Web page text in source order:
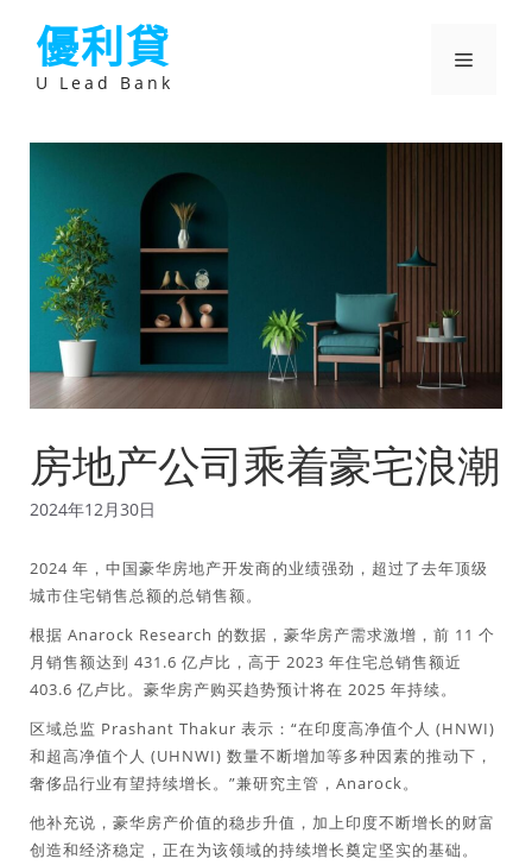
優利貸
U Lead Bank
選
房地产公司乘着豪宅浪潮
2024年12月30日
2024 年，中国豪华房地产开发商的业绩强劲，超过了去年顶级
城市住宅销售总额的总销售额。
根据 Anarock Research 的数据，豪华房产需求激增，前 11 个
月销售额达到 431.6 亿卢比，高于 2023 年住宅总销售额近
403.6 亿卢比。豪华房产购买趋势预计将在 2025 年持续。
区域总监 Prashant Thakur 表示：“在印度高净值个人 (HNWI)
和超高净值个人 (UHNWI) 数量不断增加等多种因素的推动下，
奢侈品行业有望持续增长。”兼研究主管，Anarock。
他补充说，豪华房产价值的稳步升值，加上印度不断增长的财富
创造和经济稳定，正在为该领域的持续增长奠定坚实的基础。